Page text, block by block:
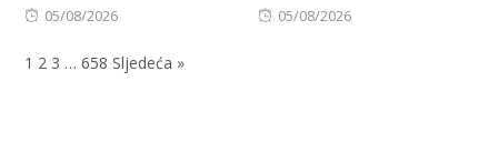
Posted
05/08/2026
Posted
05/08/2026
1 2 3 … 658 Sljedeća »